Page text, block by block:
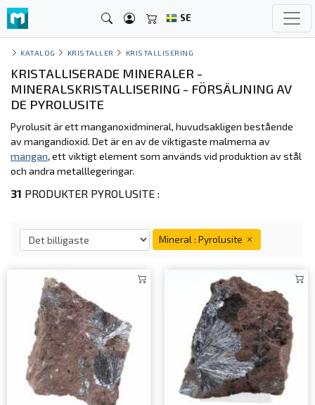
SE
KATALOG KRISTALLER KRISTALLISERING
KRISTALLISERADE MINERALER -
MINERALSKRISTALLISERING - FÖRSÄLJNING AV
DE PYROLUSITE
Pyrolusit är ett manganoxidmineral, huvudsakligen bestående
av mangandioxid. Det är en av de viktigaste malmerna av
mangan, ett viktigt element som används vid produktion av stål
och andra metalllegeringar.
31 PRODUKTER PYROLUSITE :
Mineral : Pyrolusite